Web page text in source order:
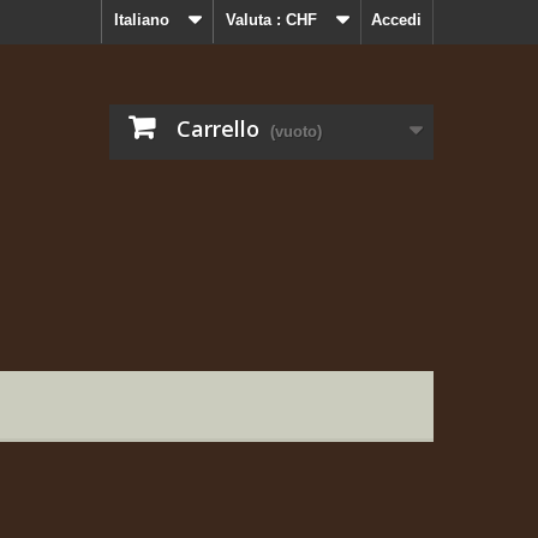
Accedi
Valuta : CHF
Italiano
Carrello (vuoto)